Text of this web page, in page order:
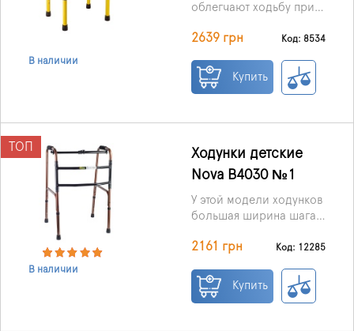
В наличии
облегчают ходьбу при
двигательного аппарата,
травм, складываются с
помощью одной
2639 грн Код: 8534
Купить
ТОП
В наличии
Ходунки детские
Nova B4030 №1
У этой модели ходунков
большая ширина шага,
для дополнительной
ходьбе. Легко
складываются, с
2161 грн Код: 12285
Купить